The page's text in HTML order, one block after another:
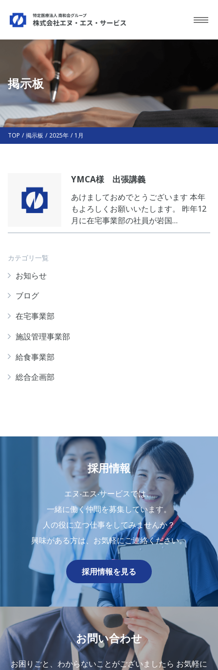
掲示板
TOP / 掲示板 / 2025年 / 1月
YMCA様 出張講義
あけましておめでとうございます 本年
もよろしくお願いいたします。 昨年12
月に在宅事業部の社員が岩国…
カテゴリ一覧
お知らせ
ブログ
在宅事業部
施設管理事業部
給食事業部
総合企画部
採用情報
エヌ‧エス‧サービスでは、
⼀緒に働く仲間を募集しています。
人の役に立つ仕事をしてみませんか？
興味がある⽅は、お気軽にご連絡ください。
採用情報を見る
お問い合わせ
お困りごと、わからないことがございましたら お気軽に